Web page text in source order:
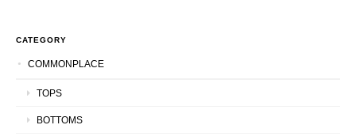
CATEGORY
COMMONPLACE
TOPS
BOTTOMS